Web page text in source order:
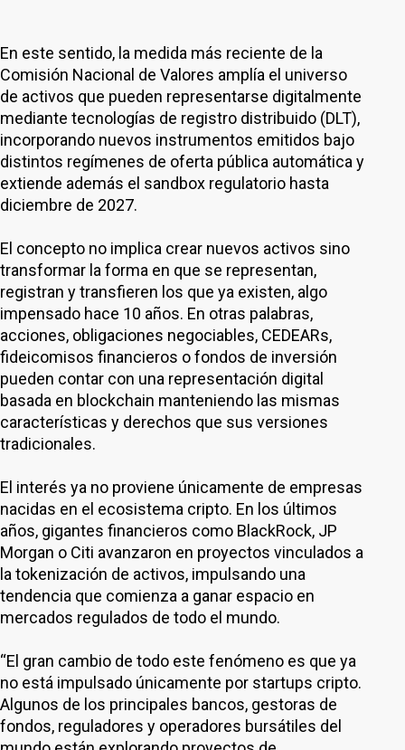
En este sentido, la medida más reciente de la
Comisión Nacional de Valores amplía el universo
de activos que pueden representarse digitalmente
mediante tecnologías de registro distribuido (DLT),
incorporando nuevos instrumentos emitidos bajo
distintos regímenes de oferta pública automática y
extiende además el sandbox regulatorio hasta
diciembre de 2027.
El concepto no implica crear nuevos activos sino
transformar la forma en que se representan,
registran y transfieren los que ya existen, algo
impensado hace 10 años. En otras palabras,
acciones, obligaciones negociables, CEDEARs,
fideicomisos financieros o fondos de inversión
pueden contar con una representación digital
basada en blockchain manteniendo las mismas
características y derechos que sus versiones
tradicionales.
El interés ya no proviene únicamente de empresas
nacidas en el ecosistema cripto. En los últimos
años, gigantes financieros como BlackRock, JP
Morgan o Citi avanzaron en proyectos vinculados a
la tokenización de activos, impulsando una
tendencia que comienza a ganar espacio en
mercados regulados de todo el mundo.
“El gran cambio de todo este fenómeno es que ya
no está impulsado únicamente por startups cripto.
Algunos de los principales bancos, gestoras de
fondos, reguladores y operadores bursátiles del